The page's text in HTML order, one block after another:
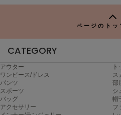
Onitsuka Tiger
ORGUE
オルグ
ORR
TO
ページのトッ
CATEGORY
アウター
ワンピース/ドレス
ス
パンツ
部
スポーツ
シ
バッグ
帽
アクセサリー
フ